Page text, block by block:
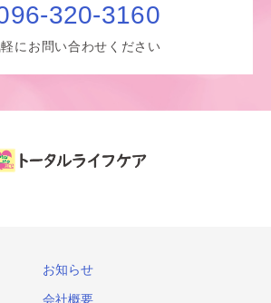
320-3160
にお問い合わせください
お知らせ
会社概要